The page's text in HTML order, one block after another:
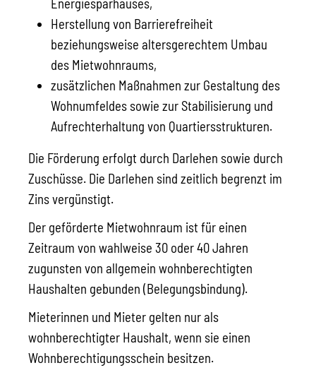
Energiesparhauses,
Herstellung von Barrierefreiheit
beziehungsweise altersgerechtem Umbau
des Mietwohnraums,
zusätzlichen Maßnahmen zur Gestaltung des
Wohnumfeldes sowie zur Stabilisierung und
Aufrechterhaltung von Quartiersstrukturen.
Die Förderung erfolgt durch Darlehen sowie durch
Zuschüsse. Die Darlehen sind zeitlich begrenzt im
Zins vergünstigt.
Der geförderte Mietwohnraum ist für einen
Zeitraum von wahlweise 30 oder 40 Jahren
zugunsten von allgemein wohnberechtigten
Haushalten gebunden (Belegungsbindung).
Mieterinnen und Mieter gelten nur als
wohnberechtigter Haushalt, wenn sie einen
Wohnberechtigungsschein besitzen.